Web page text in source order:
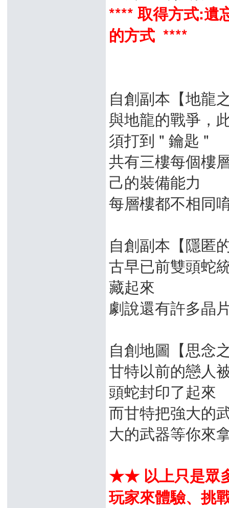
**** 取得方式:遺
的方式 ****
自創副本【地龍
與地龍的戰爭，
須打到 " 鑰匙 "
共有三樓每個樓
己的裝備能力
每層樓都不相同
自創副本【隱匿
古早已前雙頭蛇
藏起來
劇說還有許多晶
自創地圖【思念
甘特以前的戀人
頭蛇封印了起來
而甘特把強大的
大的武器等你來
★★ 以上只是眾
玩家來體驗、